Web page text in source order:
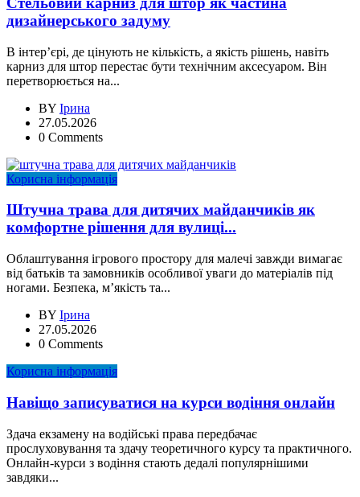
дизайнерського задуму
В інтер’єрі, де цінують не кількість, а якість рішень, навіть
карниз для штор перестає бути технічним аксесуаром. Він
перетворюється на...
BY Ірина
27.05.2026
0 Comments
Корисна інформація
Штучна трава для дитячих майданчиків як
комфортне рішення для вулиці...
Облаштування ігрового простору для малечі завжди вимагає
від батьків та замовників особливої уваги до матеріалів під
ногами. Безпека, м’якість та...
BY Ірина
27.05.2026
0 Comments
Корисна інформація
Навіщо записуватися на курси водіння онлайн
Здача екзамену на водійські права передбачає
прослуховування та здачу теоретичного курсу та практичного.
Онлайн-курси з водіння стають дедалі популярнішими
завдяки...